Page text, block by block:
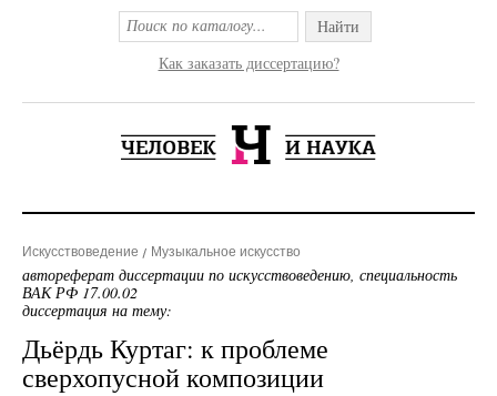
Найти
Как заказать диссертацию?
Искусствоведение Музыкальное искусство
автореферат диссертации по искусствоведению, специальность
ВАК РФ 17.00.02
диссертация на тему:
Дьёрдь Куртаг: к проблеме
сверхопусной композиции